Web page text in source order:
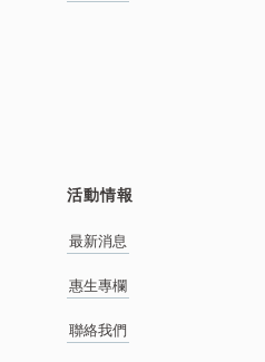
活動情報
最新消息
惠生專欄
聯絡我們